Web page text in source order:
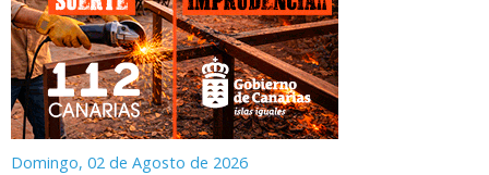
Domingo, 02 de Agosto de 2026